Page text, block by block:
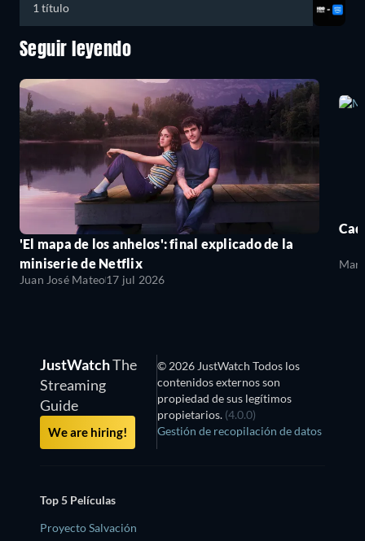
1 título
Seguir leyendo
'El mapa de los anhelos': final explicado de la
miniserie de Netflix
Juan José Mateo17 jul 2026
JustWatchThe
Streaming
Guide
We are hiring!
© 2026 JustWatch Todos los
contenidos externos son
propiedad de sus legítimos
propietarios. (4.0.0)
Gestión de recopilación de datos
Top 5 Películas
Proyecto Salvación